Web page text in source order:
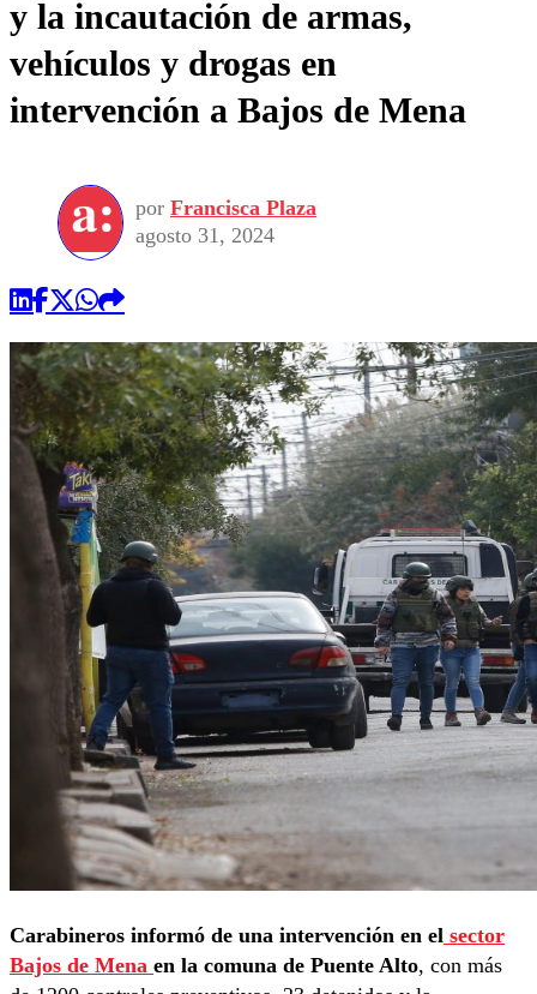
y la incautación de armas,
vehículos y drogas en
intervención a Bajos de Mena
por Francisca Plaza
agosto 31, 2024
Carabineros informó de una intervención en el sector
Bajos de Mena en la comuna de Puente Alto, con más